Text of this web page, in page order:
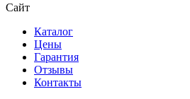
Сайт
Каталог
Цены
Гарантия
Отзывы
Контакты